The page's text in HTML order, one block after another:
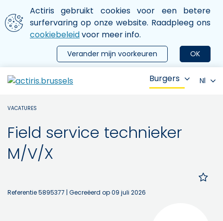
Aller au contenu principal
We gebruiken cookies
Actiris gebruikt cookies voor een betere
surfervaring op onze website. Raadpleeg ons
cookiebeleidvoor meer info.
OK
Verander mijn voorkeuren
le menu
Burgers Nl
VACATURES
Field service technieker
M/V/X
Referentie 5895377 | Gecreëerd op 09 juli 2026